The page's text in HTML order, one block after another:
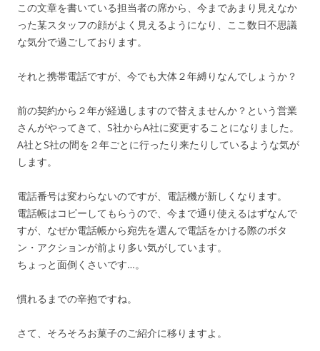
この文章を書いている担当者の席から、今まであまり見えなか
った某スタッフの顔がよく見えるようになり、ここ数日不思議
な気分で過ごしております。
それと携帯電話ですが、今でも大体２年縛りなんでしょうか？
前の契約から２年が経過しますので替えませんか？という営業
さんがやってきて、S社からA社に変更することになりました。
A社とS社の間を２年ごとに行ったり来たりしているような気が
します。
電話番号は変わらないのですが、電話機が新しくなります。
電話帳はコピーしてもらうので、今まで通り使えるはずなんで
すが、なぜか電話帳から宛先を選んで電話をかける際のボタ
ン・アクションが前より多い気がしています。
ちょっと面倒くさいです…。
慣れるまでの辛抱ですね。
さて、そろそろお菓子のご紹介に移りますよ。